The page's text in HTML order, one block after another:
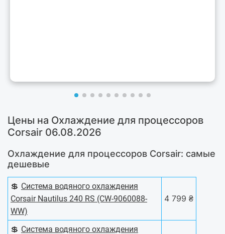
Цены на Охлаждение для процессоров
Corsair 06.08.2026
Охлаждение для процессоров Corsair: самые
дешевые
💲 Система водяного охлаждения
Corsair Nautilus 240 RS (CW-9060088-
WW)
4 799 ₴
💲 Система водяного охлаждения